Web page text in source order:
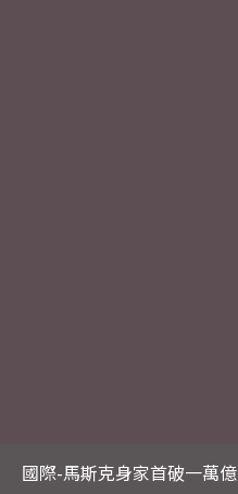
國際-馬斯克身家首破一萬